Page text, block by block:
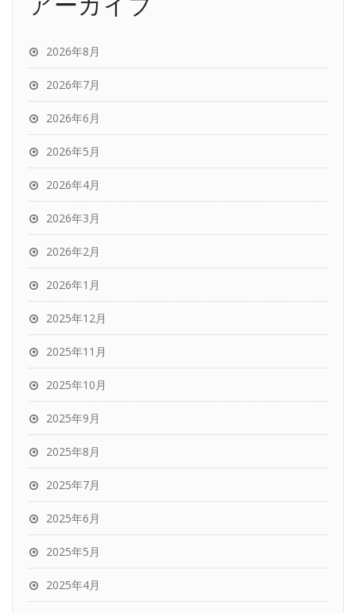
2026年8月
2026年7月
2026年6月
2026年5月
2026年4月
2026年3月
2026年2月
2026年1月
2025年12月
2025年11月
2025年10月
2025年9月
2025年8月
2025年7月
2025年6月
2025年5月
2025年4月